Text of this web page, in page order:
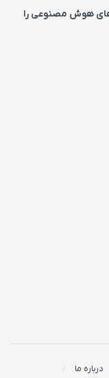
هوش مصنوعی را
درباره ما